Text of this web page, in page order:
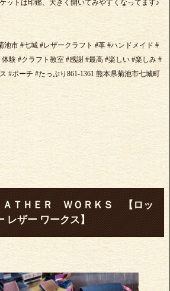
ットは印鑑、大きく開いてみやすくなってます♪
池市 #七城 #レザークラフト #革 #ハンドメイド #
験 #クラフト教室 #感謝 #最高 #楽しい #楽しみ #
#ポーチ #たっぷり861-1361 熊本県菊池市七城町
ＡＴＨＥＲ ＷＯＲＫＳ 【ロッ
レザー ワークス】